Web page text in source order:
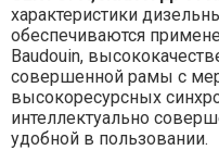
характеристики
обеспечиваются
Baudouin,
совершенной рамы с
высокоресурсных
интеллектуально
удобной в пользовании.